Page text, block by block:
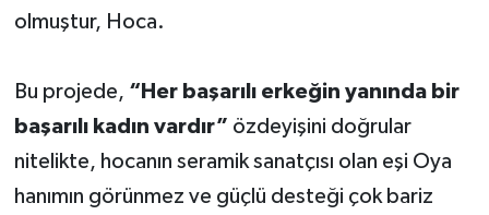
olmuştur, Hoca.
Bu projede, “Her başarılı erkeğin yanında bir
başarılı kadın vardır” özdeyişini doğrular
nitelikte, hocanın seramik sanatçısı olan eşi Oya
hanımın görünmez ve güçlü desteği çok bariz